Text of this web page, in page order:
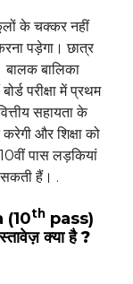
के चक्कर नहीं
पड़ेगा। छात्र
बालिका
परीक्षा में प्रथम
सहायता के
और शिक्षा को
पास लड़कियां
सकती हैं। .
th pass)
क्या है ?